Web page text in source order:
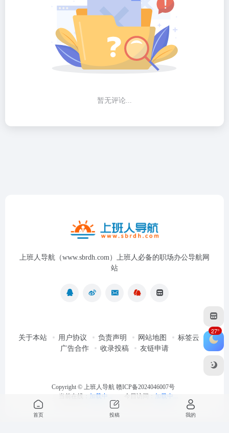
暂无评论...
上班人导航（www.sbrdh.com）上班人必备的职场办公导航网
站
关于本站 用户协议 负责声明 网站地图
标签云
广告合作
收录投稿 友链申请
Copyright © 上班人导航 赣ICP备2024046007号
当前在线： 加载中... 今日访问： 加载中...
27°
首页 投稿 我的